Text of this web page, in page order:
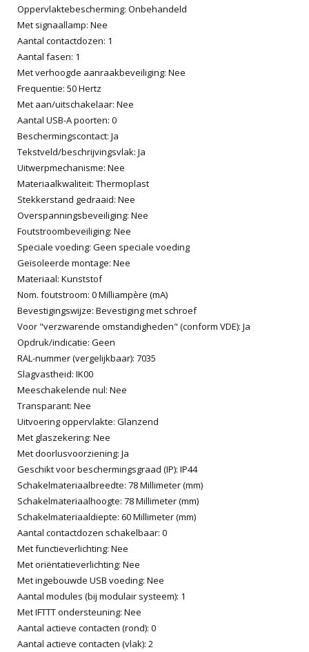
Oppervlaktebescherming: Onbehandeld
Met signaallamp: Nee
Aantal contactdozen: 1
Aantal fasen: 1
Met verhoogde aanraakbeveiliging: Nee
Frequentie: 50 Hertz
Met aan/uitschakelaar: Nee
Aantal USB-A poorten: 0
Beschermingscontact: Ja
Tekstveld/beschrijvingsvlak: Ja
Uitwerpmechanisme: Nee
Materiaalkwaliteit: Thermoplast
Stekkerstand gedraaid: Nee
Overspanningsbeveiliging: Nee
Foutstroombeveiliging: Nee
Speciale voeding: Geen speciale voeding
Geïsoleerde montage: Nee
Materiaal: Kunststof
Nom. foutstroom: 0 Milliampère (mA)
Bevestigingswijze: Bevestiging met schroef
Voor "verzwarende omstandigheden" (conform VDE): Ja
Opdruk/indicatie: Geen
RAL-nummer (vergelijkbaar): 7035
Slagvastheid: IK00
Meeschakelende nul: Nee
Transparant: Nee
Uitvoering oppervlakte: Glanzend
Met glaszekering: Nee
Met doorlusvoorziening: Ja
Geschikt voor beschermingsgraad (IP): IP44
Schakelmateriaalbreedte: 78 Millimeter (mm)
Schakelmateriaalhoogte: 78 Millimeter (mm)
Schakelmateriaaldiepte: 60 Millimeter (mm)
Aantal contactdozen schakelbaar: 0
Met functieverlichting: Nee
Met oriëntatieverlichting: Nee
Met ingebouwde USB voeding: Nee
Aantal modules (bij modulair systeem): 1
Met IFTTT ondersteuning: Nee
Aantal actieve contacten (rond): 0
Aantal actieve contacten (vlak): 2